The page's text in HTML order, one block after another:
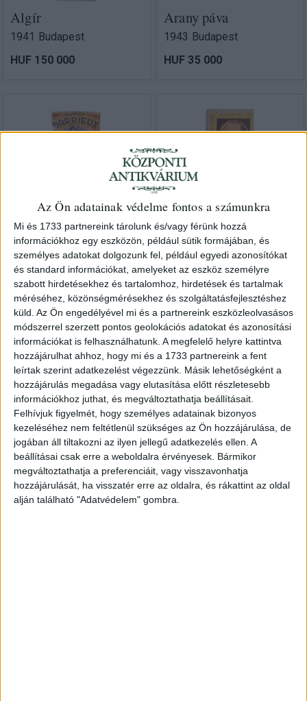
Az Ön adatainak védelme fontos a számunkra
Mi és 1733 partnereink tárolunk és/vagy férünk hozzá
információkhoz egy eszközön, például sütik formájában, és
személyes adatokat dolgozunk fel, például egyedi azonosítókat
és standard információkat, amelyeket az eszköz személyre
szabott hirdetésekhez és tartalomhoz, hirdetések és tartalmak
méréséhez, közönségmérésekhez és szolgáltatásfejlesztéshez
küld. Az Ön engedélyével mi és a partnereink eszközleolvasásos
módszerrel szerzett pontos geolokációs adatokat és azonosítási
információkat is felhasználhatunk. A megfelelő helyre kattintva
hozzájárulhat ahhoz, hogy mi és a 1733 partnereink a fent
leírtak szerint adatkezelést végezzünk. Másik lehetőségként a
hozzájárulás megadása vagy elutasítása előtt részletesebb
információkhoz juthat, és megváltoztathatja beállításait.
Felhívjuk figyelmét, hogy személyes adatainak bizonyos
kezeléséhez nem feltétlenül szükséges az Ön hozzájárulása, de
jogában áll tiltakozni az ilyen jellegű adatkezelés ellen. A
beállításai csak erre a weboldalra érvényesek. Bármikor
megváltoztathatja a preferenciáit, vagy visszavonhatja
hozzájárulását, ha visszatér erre az oldalra, és rákattint az oldal
alján található "Adatvédelem" gombra.
Algír
1941 Budapest
HUF 150 000
Arany páva
1943 Budapest
HUF 35 000
Az első csók. Danielle
Darrieux világfilmje
[Budapest, 1941]
HUF 60 000
Az ördög nem alszik
1941 Budapest
HUF 30 000